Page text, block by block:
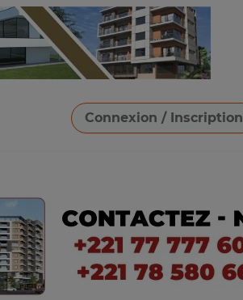
Connexion / Inscription
Télécharger une image